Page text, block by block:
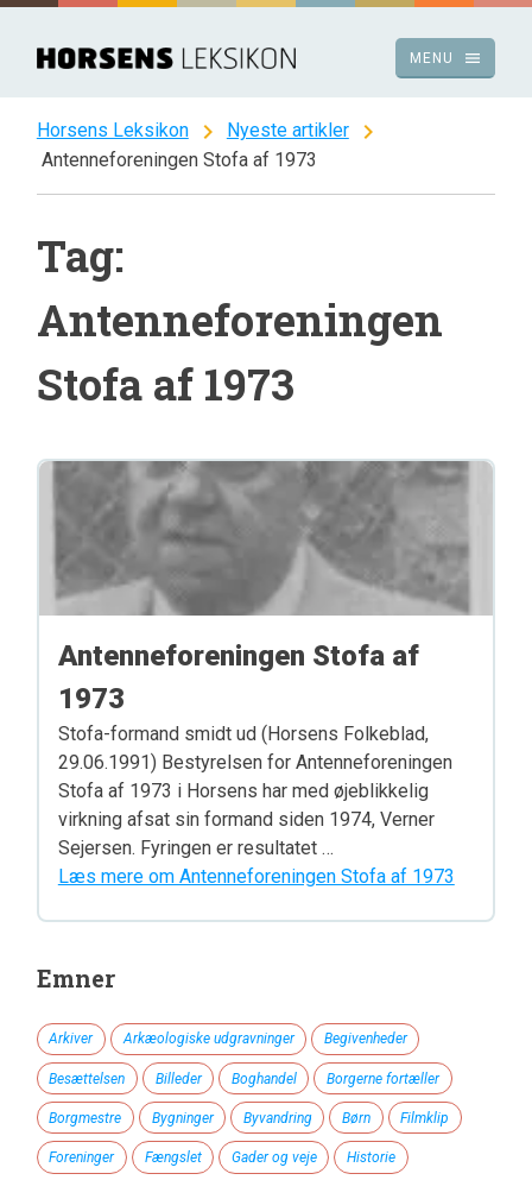
Spring
indhold
menu
MENU
Horsens Leksikon chevron_right Nyeste artikler chevron_right
Antenneforeningen Stofa af 1973
Tag:
Antenneforeningen
Stofa af 1973
Antenneforeningen Stofa af
1973
Stofa-formand smidt ud (Horsens Folkeblad,
29.06.1991) Bestyrelsen for Antenneforeningen
Stofa af 1973 i Horsens har med øjeblikkelig
virkning afsat sin formand siden 1974, Verner
Sejersen. Fyringen er resultatet …
Læs mere om Antenneforeningen Stofa af 1973
Emner
Arkiver Arkæologiske udgravninger Begivenheder
Besættelsen Billeder Boghandel Borgerne fortæller
Borgmestre Bygninger Byvandring Børn Filmklip
Foreninger Fængslet Gader og veje Historie